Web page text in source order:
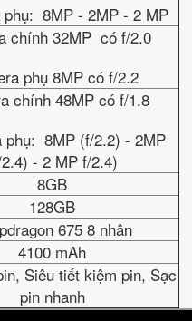
phụ: 8MP - 2MP - 2 MP
chính 32MP có f/2.0
phụ 8MP có f/2.2
chính 48MP có f/1.8
phụ: 8MP (f/2.2) - 2MP
- 2 MP f/2.4)
8GB
128GB
675 8 nhân
4100 mAh
Siêu tiết kiệm pin, Sạc
pin nhanh